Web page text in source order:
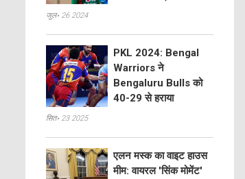
जुल॰ 26 2024
PKL 2024: Bengal
Warriors ने
Bengaluru Bulls को
40-29 से हराया
सित॰ 23 2025
एलन मस्क का वाइट हाउस
मीम: वायरल 'सिंक मोमेंट'